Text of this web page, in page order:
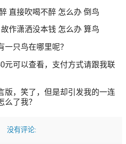
直接吹喝不醉 怎么办 倒鸟
作潇洒没本钱 怎么办 算鸟
只鸟在哪里呢？
元可以查看，支付方式请跟我联
版，笑了，但是却引发我的一连
么了我？
没有评论: